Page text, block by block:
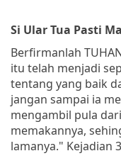
Si Ular Tua Pasti
Berfirmanlah
itu telah menjadi
tentang yang baik
jangan sampai ia
mengambil pula
memakannya,
lamanya." Kejadian